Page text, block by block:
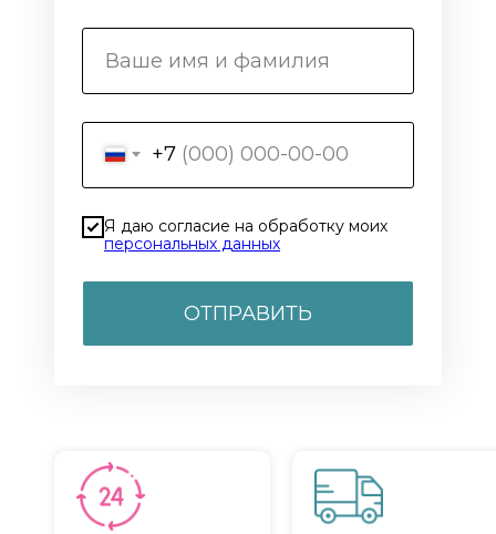
+7
Я даю согласие на обработку моих
персональных данных
ОТПРАВИТЬ